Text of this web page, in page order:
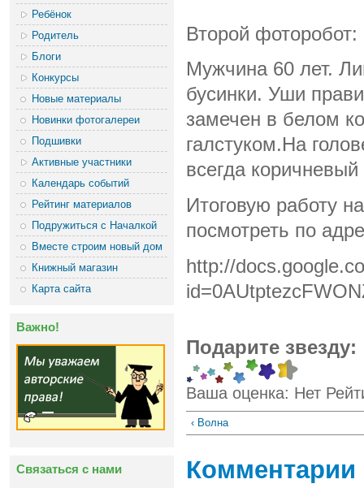
Ребёнок
Родитель
Блоги
Конкурсы
Новые материалы
Новинки фотогалереи
Подшивки
Активные участники
Календарь событий
Рейтинг материалов
Подружиться с Началкой
Вместе строим новый дом
Книжный магазин
Карта сайта
Важно!
Связаться с нами
Второй фоторобот:
Мужчина 60 лет.
бусинки. Уши
замечен в белом
галстуком.На
всегда
Итоговую работу
посмотреть по
http://
Подарите звезду:
Ваша оценка: Нет
‹ Волна
Комментарии